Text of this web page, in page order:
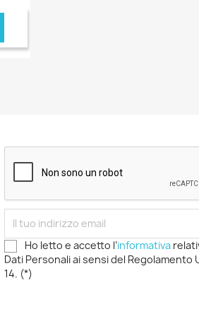
Ho letto e accetto l’informativa
Dati Personali ai sensi del Regolamento
14. (*)